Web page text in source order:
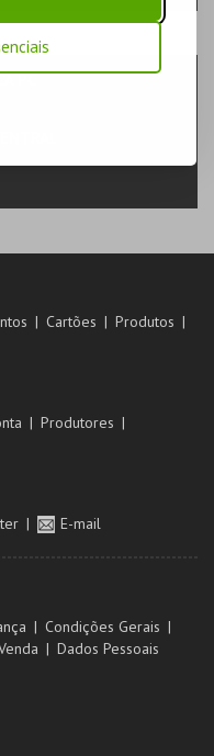
PC
Cartões
Produtos
Produtores
E-mail
Condições Gerais
Dados Pessoais